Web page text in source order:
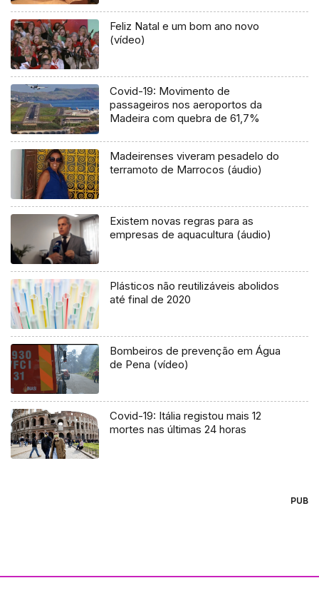
Feliz Natal e um bom ano novo
(vídeo)
Covid-19: Movimento de
passageiros nos aeroportos da
Madeira com quebra de 61,7%
Madeirenses viveram pesadelo do
terramoto de Marrocos (áudio)
Existem novas regras para as
empresas de aquacultura (áudio)
Plásticos não reutilizáveis abolidos
até final de 2020
Bombeiros de prevenção em Água
de Pena (vídeo)
Covid-19: Itália registou mais 12
mortes nas últimas 24 horas
PUB